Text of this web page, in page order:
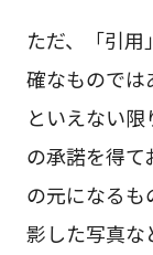
ただ、「引
確なものでは
といえない
の承諾を得て
の元になる
影した写真な